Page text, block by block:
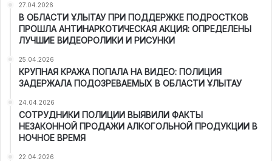
27.04.2026
В ОБЛАСТИ ҰЛЫТАУ ПРИ ПОДДЕРЖКЕ ПОДРОСТКОВ
ПРОШЛА АНТИНАРКОТИЧЕСКАЯ АКЦИЯ: ОПРЕДЕЛЕНЫ
ЛУЧШИЕ ВИДЕОРОЛИКИ И РИСУНКИ
25.04.2026
КРУПНАЯ КРАЖА ПОПАЛА НА ВИДЕО: ПОЛИЦИЯ
ЗАДЕРЖАЛА ПОДОЗРЕВАЕМЫХ В ОБЛАСТИ ҰЛЫТАУ
24.04.2026
СОТРУДНИКИ ПОЛИЦИИ ВЫЯВИЛИ ФАКТЫ
НЕЗАКОННОЙ ПРОДАЖИ АЛКОГОЛЬНОЙ ПРОДУКЦИИ В
НОЧНОЕ ВРЕМЯ
22.04.2026